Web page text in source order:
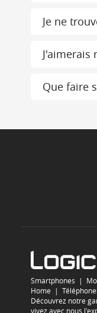
Je ne
J'aimerais
Que faire
Smartphones |
Home |
Découvrez notre
vivez avec nous